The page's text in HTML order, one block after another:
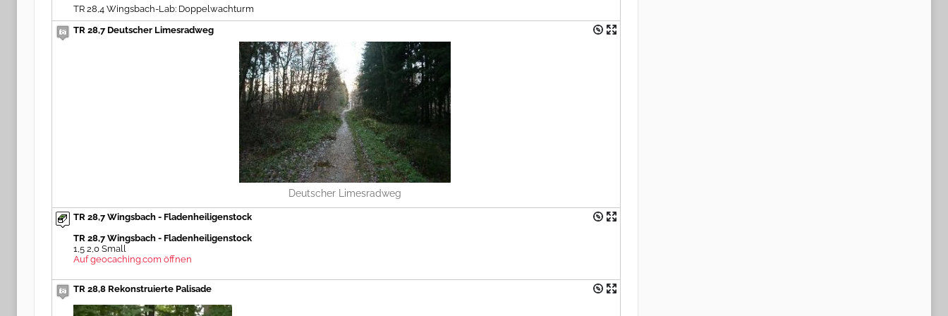
TR 28,4 Wingsbach-Lab: Doppelwachturm
TR 28,7 Deutscher Limesradweg
Deutscher Limesradweg
TR 28,7 Wingsbach - Fladenheiligenstock
TR 28,7 Wingsbach - Fladenheiligenstock
1,5 2,0 Small
Auf geocaching.com öffnen
TR 28,8 Rekonstruierte Palisade